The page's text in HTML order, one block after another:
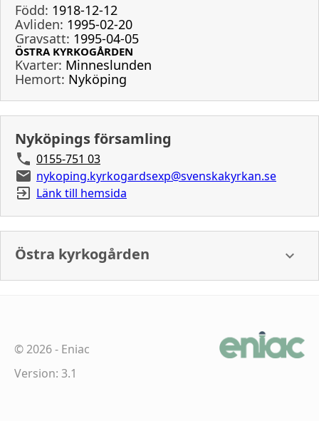
Född: 1918-12-12
Avliden: 1995-02-20
Gravsatt: 1995-04-05
ÖSTRA KYRKOGÅRDEN
Kvarter: Minneslunden
Hemort: Nyköping
Nyköpings församling
0155-751 03
nykoping.kyrkogardsexp@svenskakyrkan.se
Länk till hemsida
Östra kyrkogården
©2026- Eniac
Version: 3.1